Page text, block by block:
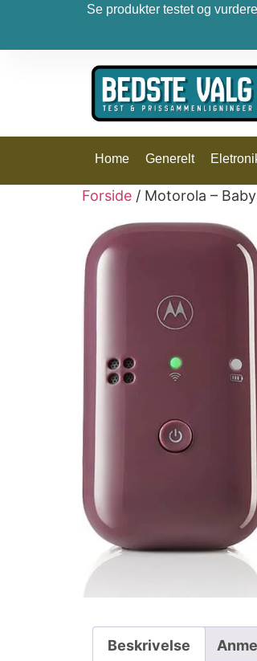
Se produkter testet og
Home Generelt
Forside / Motorola –
Beskrivelse